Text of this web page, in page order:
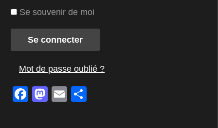
Se souvenir de moi
Se connecter
Mot de passe oublié ?
Facebook
Mastodon
Email